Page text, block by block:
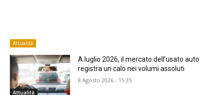
Attualità
Attualità
A luglio 2026, il mercato dell’usato auto
registra un calo nei volumi assoluti
8 Agosto 2026 - 15:35